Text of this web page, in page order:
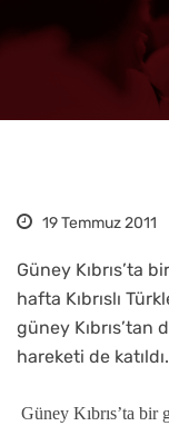
19 Temmuz 2011
Güney Kıbrıs’ta
hafta Kıbrıslı
güney Kıbrıs’tan
hareketi de katıldı.
Güney Kıbrıs’ta